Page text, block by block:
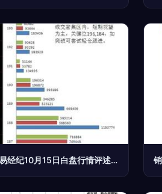
渤海华创(天津)商品贸易经纪10月15日白盘行情评述 - 天津汇港农产品交易市场 贸易经纪